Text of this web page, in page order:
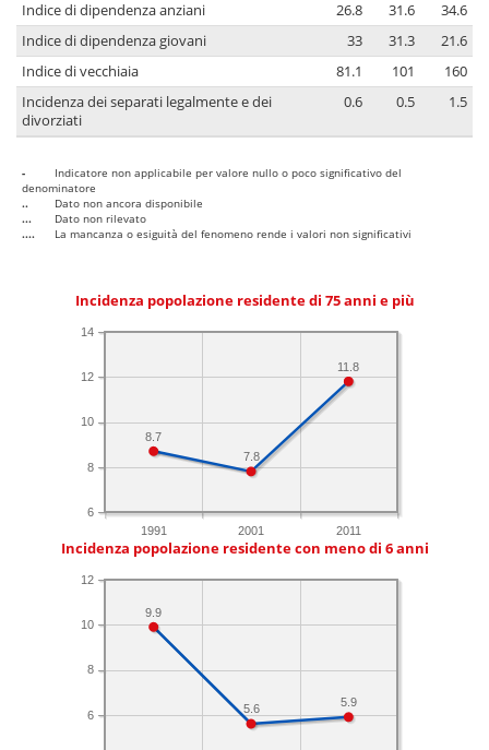
Indice di dipendenza anziani 26.8 31.6
34.6
Indice di dipendenza giovani
33 31.3
21.6
Indice di vecchiaia
81.1 101
160
Incidenza dei separati legalmente e dei
divorziati
0.6 0.5 1.5
-
Indicatore non applicabile per valore nullo o poco significativo del
denominatore
..
Dato non ancora disponibile
...
Dato non rilevato
....
La mancanza o esiguità del fenomeno rende i valori non significativi
Incidenza popolazione residente di 75 anni e più
1991 2001 2011
6
8
10
12
14
11.8
7.8
8.7
Incidenza popolazione residente con meno di 6 anni
6
8
10
12
5.9
5.6
9.9